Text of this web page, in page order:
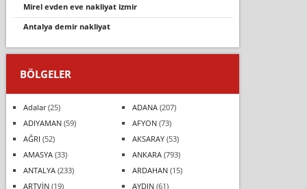
mi̇rel evden eve nakli̇yat i̇zmi̇r
antalya demir nakliyat
BÖLGELER
Adalar(25) ADANA(207)
ADIYAMAN(59) AFYON(73)
AĞRI (52) AKSARAY(53)
AMASYA(33) ANKARA(793)
ANTALYA(233) ARDAHAN(15)
ARTVİN(19) AYDIN(61)